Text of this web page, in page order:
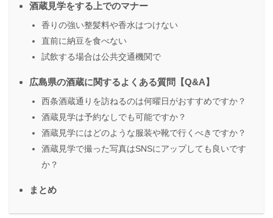
酒蔵見学をする上でのマナー
香りの強い整髪料や香水はつけない
直前に納豆を食べない
試飲する場合は公共交通機関で
広島県の酒蔵に関するよくある質問【Q&A】
西条酒蔵通りを訪ねるのは何曜日がおすすめですか？
酒蔵見学は予約なしでも可能ですか？
酒蔵見学にはどのような服装や靴で行くべきですか？
酒蔵見学で撮った写真はSNSにアップしても良いです
か？
まとめ